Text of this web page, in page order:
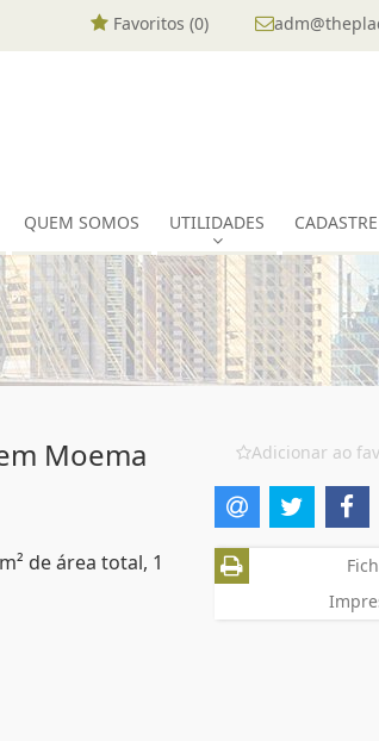
Favoritos (0)
QUEM SOMOS UTILIDADES
Moema
de área total, 1
Adicionar ao